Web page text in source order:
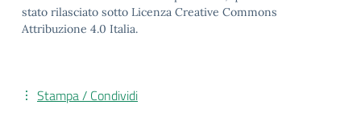
stato rilasciato sotto Licenza Creative Commons
Attribuzione 4.0 Italia.
Stampa / Condividi